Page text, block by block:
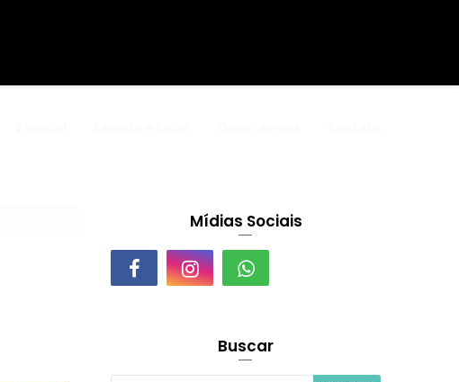
Mídias Sociais
Buscar